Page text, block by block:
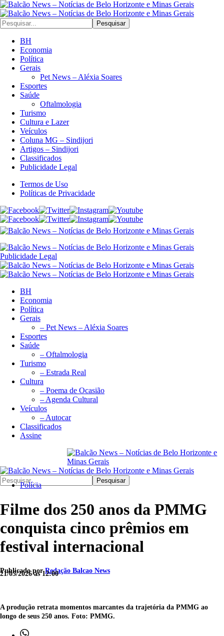
Pesquisar
BH
Economia
Política
Gerais
Pet News – Aléxia Soares
Esportes
Saúde
Oftalmologia
Turismo
Cultura e Lazer
Veículos
Coluna MG – Sindijori
Artigos – Sindijori
Classificados
Publicidade Legal
Termos de Uso
Políticas de Privacidade
Publicidade Legal
BH
Economia
Política
Gerais
– Pet News – Aléxia Soares
Esportes
Saúde
– Oftalmologia
Turismo
– Estrada Real
Cultura
– Poema de Ocasião
– Agenda Cultural
Veículos
– Autocar
Classificados
Assine
Pesquisar
Polícia
Filme dos 250 anos da PMMG
conquista cinco prêmios em
festival internacional
Publicado porRedação Balcao News
21/05/2026 às 12:00
A produção retrata momentos marcantes da trajetória da PMMG ao
longo de seus 250 anos. Foto: PMMG.